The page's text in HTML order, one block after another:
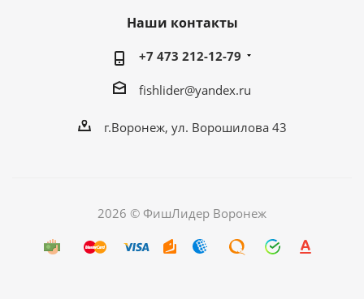
Наши контакты
+7 473 212-12-79
fishlider@yandex.ru
г.Воронеж, ул. Ворошилова 43
2026 © ФишЛидер Воронеж